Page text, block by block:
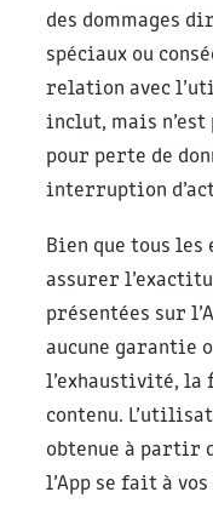
des dommages
spéciaux ou
relation avec
inclut, mais n’est
pour perte de
interruption
Bien que tous
assurer
présentées sur
aucune garantie
l’exhaustivité, la
contenu.
obtenue à partir
l’App se fait à